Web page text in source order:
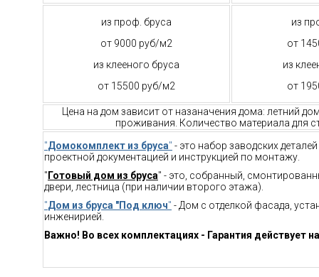
из проф. бруса
от 9000 руб/м2
из клееного бруса
от 15500 руб/м2
из
от
из
от
Цена на дом зависит от назаначения дома: летний
проживания. Количество материала для
"Домокомплект из бруса" - это набор заводских
проектной документацией и инструкцией по монтажу.
" Готовый дом из бруса" - это, собранный,
двери, лестница (при наличии второго этажа).
"Дом из бруса "Под ключ" - Дом с отделкой фасада,
инженирией.
Важно! Во всех комплектациях - Гарантия действует